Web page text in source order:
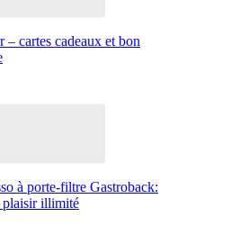
cartes cadeaux et bon
à porte-filtre Gastroback:
plaisir illimité